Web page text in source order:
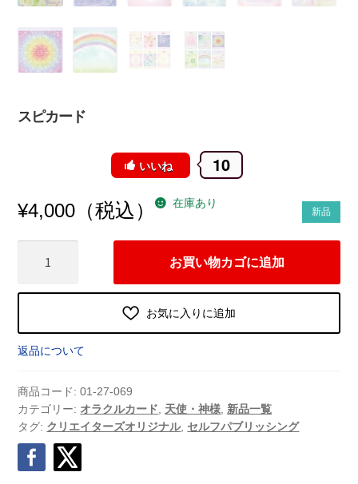
スピカード
いいね 10
新品
¥4,000 （税込） 在庫あり
カ
ド
個
お買い物カゴに追加
お気に入りに追加
返品について
商品コード:01-27-069
カテゴリー: オラクルカード 天使・神様 新品一覧
タグ: クリエイターズオリジナル, セルフパブリッシング